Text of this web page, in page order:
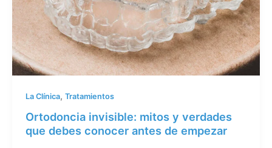
La Clínica, Tratamientos
Ortodoncia invisible: mitos y verdades
que debes conocer antes de empezar